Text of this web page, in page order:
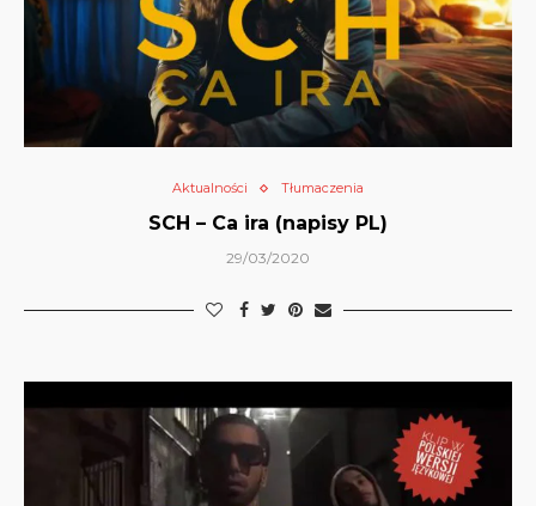
Aktualności Tłumaczenia
SCH – Ca ira (napisy PL)
29/03/2020